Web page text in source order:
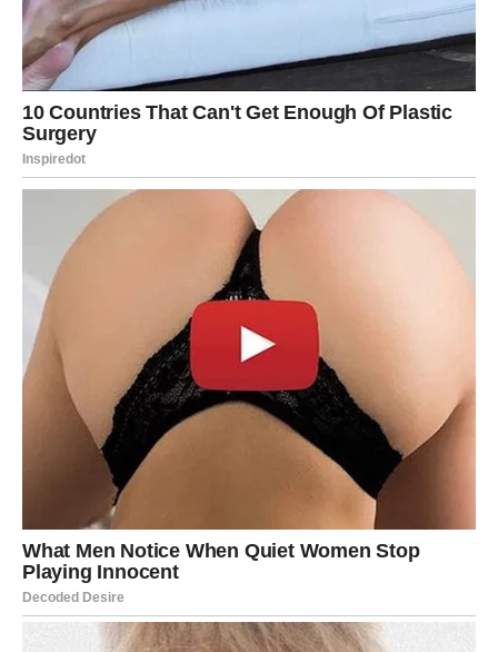
Pred vama su uzbudljivi dani.
RIBE
Intuicija vam danas jasno pokazuje kome pripada vaše
srce.
Nemojte ignorisati unutrašnji glas.
Ljubavna poruka
Vjerujte osjećajima.
Duša prepoznaje pravu emociju
Pred vama su emotivni trenuci.
Četvrtak 4. juna donosi mnogo emocija, iskrenih
razgovora i neočekivanih ljubavnih trenutaka. Zvijezde
posebno naglašavaju energiju prošlosti, pa bi mnogi
mogli shvatiti da neka osjećanja nikada nisu potpuno